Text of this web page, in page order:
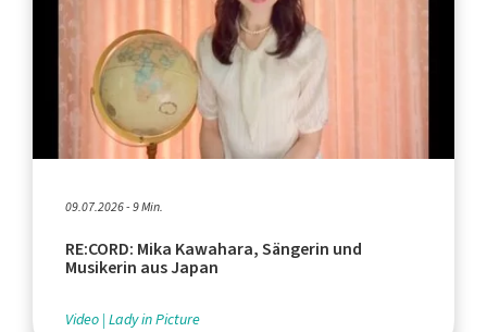
09.07.2026 - 9 Min.
RE:CORD: Mika Kawahara, Sängerin und
Musikerin aus Japan
Video Lady in Picture